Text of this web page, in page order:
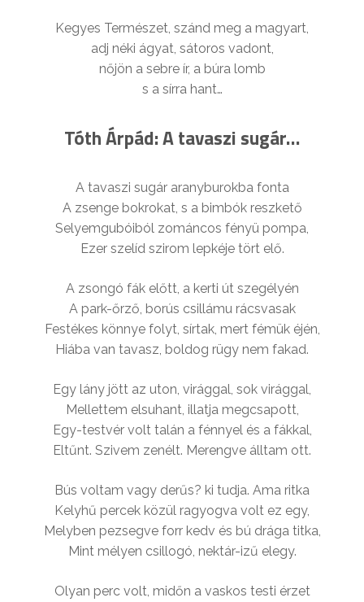
Kegyes Természet, szánd meg a magyart,
adj néki ágyat, sátoros vadont,
nőjön a sebre ír, a búra lomb
s a sírra hant…
Tóth Árpád: A tavaszi sugár…
A tavaszi sugár aranyburokba fonta
A zsenge bokrokat, s a bimbók reszkető
Selyemgubóiból zománcos fényü pompa,
Ezer szelíd szirom lepkéje tört elő.
A zsongó fák előtt, a kerti út szegélyén
A park-őrző, borús csillámu rácsvasak
Festékes könnye folyt, sírtak, mert fémük éjén,
Hiába van tavasz, boldog rügy nem fakad.
Egy lány jött az uton, virággal, sok virággal,
Mellettem elsuhant, illatja megcsapott,
Egy-testvér volt talán a fénnyel és a fákkal,
Eltűnt. Szivem zenélt. Merengve álltam ott.
Bús voltam vagy derűs? ki tudja. Ama ritka
Kelyhű percek közül ragyogva volt ez egy,
Melyben pezsegve forr kedv és bú drága titka,
Mint mélyen csillogó, nektár-izű elegy.
Olyan perc volt, midőn a vaskos testi érzet